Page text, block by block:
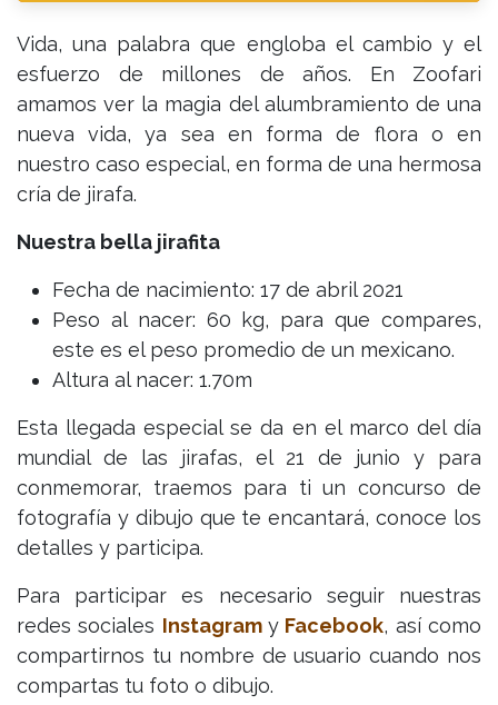
Vida, una palabra que engloba el cambio y el
esfuerzo de millones de años. En Zoofari
amamos ver la magia del alumbramiento de una
nueva vida, ya sea en forma de flora o en
nuestro caso especial, en forma de una hermosa
cría de jirafa.
Nuestra bella jirafita
Fecha de nacimiento: 17 de abril 2021
Peso al nacer: 60 kg, para que compares,
este es el peso promedio de un mexicano.
Altura al nacer: 1.70m
Esta llegada especial se da en el marco del día
mundial de las jirafas, el 21 de junio y para
conmemorar, traemos para ti un concurso de
fotografía y dibujo que te encantará, conoce los
detalles y participa.
Para participar es necesario seguir nuestras
redes sociales Instagram y Facebook, así como
compartirnos tu nombre de usuario cuando nos
compartas tu foto o dibujo.